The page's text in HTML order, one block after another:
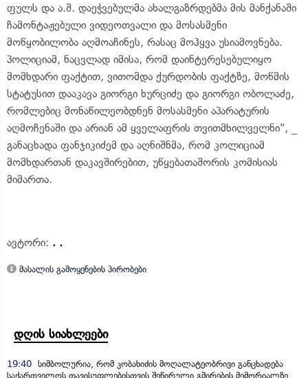
ფულს და ა.შ. დაეჭვებულმა ახალგაზრდებმა მის მანქანაში
ჩამონტაჟებული ვიდეოთვალი და მოსასმენი
მოწყობილობა აღმოაჩინეს, რასაც მოჰყვა უსიამოვნება.
პოლიციამ, ნაცვლად იმისა, რომ დაინტერესებულიყო
მომხდარი ფაქტით, ვითომდა ქურდობის ფაქტზე, მოწმის
სტატუსით დააკავა გიორგი ხურციძე და გიორგი ობოლაძე,
რომლებიც მონაწილეობდნენ მოსასმენი აპარატურის
აღმოჩენაში და არიან ამ ყველაფრის თვითმხილველნი", _
განაცხადა ფანჯიკიძემ და აღნიშნმა, რომ კოლიციამ
მომხდართან დაკავშირებით, უწყებათაშორის კომისიას
მიმართა.
ავტორი: . .
მასალის გამოყენების პირობები
დღის სიახლეები
19:40 სიმბოლურია, რომ კობახიძის მოღალატეობრივი განცხადება
საქართველოს თავისუფლებისთვის შეწირული გმირების მემორიალზე